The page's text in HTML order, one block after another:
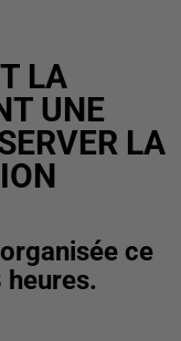
LA
UNE
LA
ce